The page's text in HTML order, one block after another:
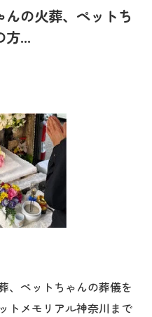
の火葬、ペットち
方...
、ペットちゃんの葬儀を
トメモリアル神奈川まで